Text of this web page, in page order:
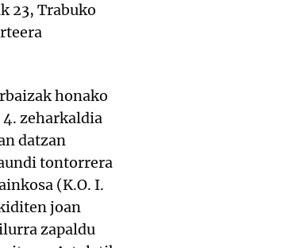
23, Trabuko
honako
zeharkaldia
datzan
tontorrera
(K.O. I.
joan
zapaldu